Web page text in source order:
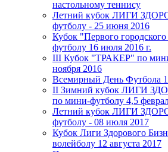
настольному теннису
Летний кубок ЛИГИ
футболу - 25 июня 2016
Кубок "Первого
футболу 16 июля 2016 г.
III Кубок "ТРАКЕР" по
ноября 2016
Всемирный День Футбола
II Зимний кубок ЛИГИ
по мини-футболу 4,5
Летний кубок ЛИГИ
футболу - 08 июля 2017
Кубок Лиги Здорового
волейболу 12 августа 2017